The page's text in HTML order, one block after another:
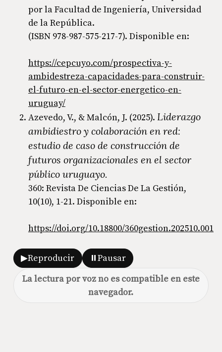
por la Facultad de Ingeniería, Universidad
de la República.
(ISBN 978-987-575-217-7). Disponible en:
https://cepcuyo.com/prospectiva-y-
ambidestreza-capacidades-para-construir-
el-futuro-en-el-sector-energetico-en-
uruguay/
Azevedo, V., & Malcón, J. (2025). Liderazgo
ambidiestro y colaboración en red:
estudio de caso de construcción de
futuros organizacionales en el sector
público uruguayo.
360: Revista De Ciencias De La Gestión,
10(10), 1-21. Disponible en:
https://doi.org/10.18800/360gestion.202510.001
▶Reproducir ⏸Pausar
La lectura por voz no es compatible en este
navegador.